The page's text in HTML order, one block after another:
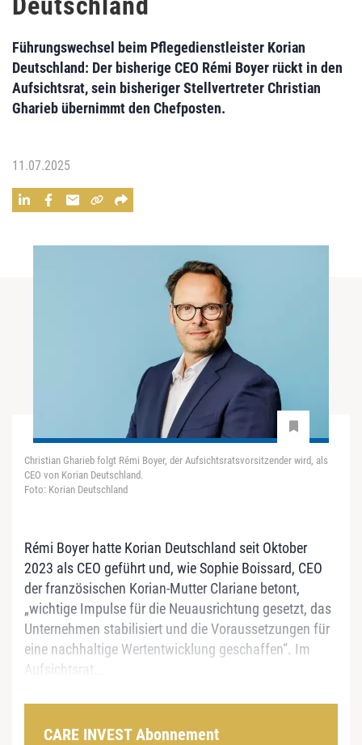
Führungswechsel beim Pflegedienstleister Korian
Deutschland: Der bisherige CEO Rémi Boyer rückt in den
Aufsichtsrat, sein bisheriger Stellvertreter Christian
Gharieb übernimmt den Chefposten.
11.07.2025
Christian Gharieb folgt Rémi Boyer, der Aufsichtsratsvorsitzender wird, als
CEO von Korian Deutschland.
Foto: Korian Deutschland
Rémi Boyer hatte Korian Deutschland seit Oktober
2023 als CEO geführt und, wie Sophie Boissard, CEO
der französischen Korian-Mutter Clariane betont,
„wichtige Impulse für die Neuausrichtung gesetzt, das
Unternehmen stabilisiert und die Voraussetzungen für
eine nachhaltige Wertentwicklung geschaffen“. Im
Aufsichtsrat...
CARE INVEST Abonnement